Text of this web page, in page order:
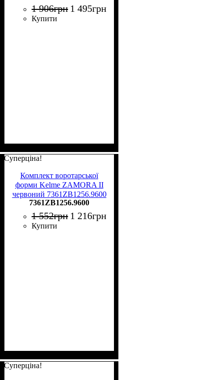
1 906грн 1 495грн
Купити
Суперціна!
Комплект воротарської
форми Kelme ZAMORA II
червоний 7361ZB1256.9600
7361ZB1256.9600
1 552грн 1 216грн
Купити
Суперціна!